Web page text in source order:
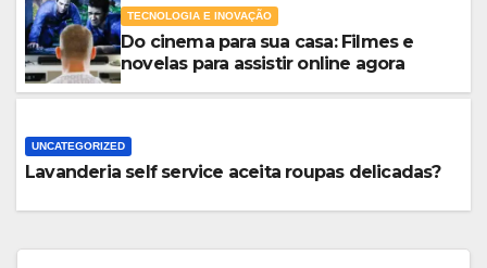
TECNOLOGIA E INOVAÇÃO
Do cinema para sua casa: Filmes e
novelas para assistir online agora
UNCATEGORIZED
Lavanderia self service aceita roupas delicadas?